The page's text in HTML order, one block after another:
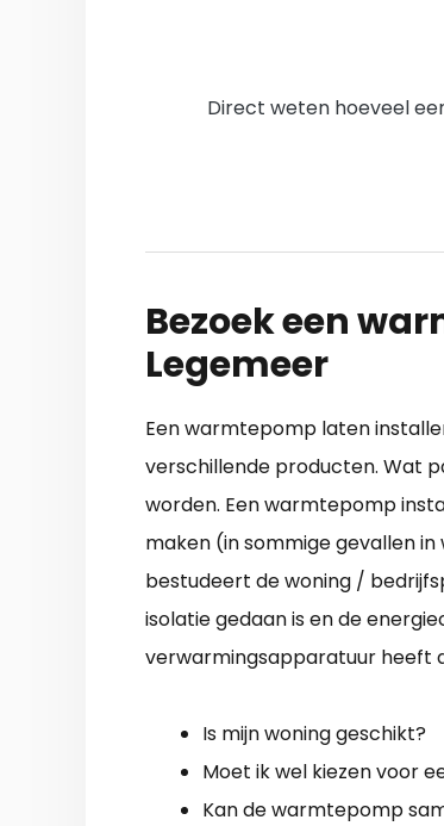
Direct weten hoeveel
Bezoek een
Legemeer
Een warmtepomp laten
verschillende producten. Wat
worden. Een warmtepomp
maken (in sommige gevallen
bestudeert de woning /
isolatie gedaan is en de
verwarmingsapparatuur heeft
Is mijn woning geschikt?
Moet ik wel kiezen voor
Kan de warmtepomp